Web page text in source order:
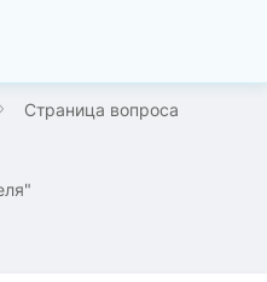
Страница вопроса